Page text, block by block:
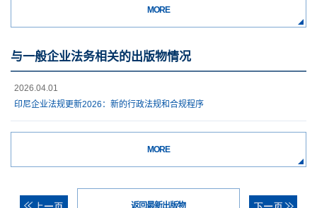
MORE
与一般企业法务相关的出版物情况
2026.04.01
印尼企业法规更新2026：新的行政法规和合规程序
MORE
返回最新出版物